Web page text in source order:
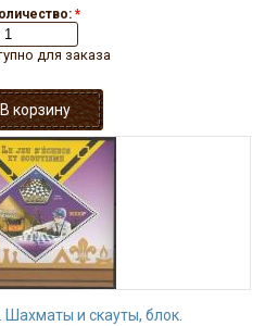
*
для заказа
Шахматы и скауты, блок.